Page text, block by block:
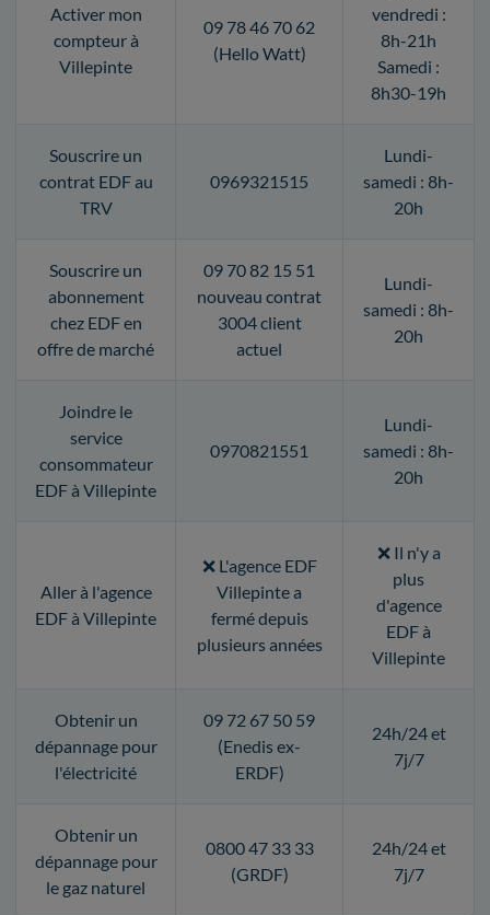
Activer mon
compteur à
Villepinte
09 78 46 70 62
(Hello Watt)
vendredi :
8h-21h
Samedi :
8h30-19h
Souscrire un
contrat EDF au
TRV
0969321515
Lundi-
samedi : 8h-
20h
Souscrire un
abonnement
chez EDF en
offre de marché
09 70 82 15 51
nouveau contrat
3004 client
actuel
Lundi-
samedi : 8h-
20h
Joindre le
service
consommateur
EDF à Villepinte
0970821551
Lundi-
samedi : 8h-
20h
Aller à l'agence
EDF à Villepinte
❌ L'agence EDF
Villepinte a
fermé depuis
plusieurs années
❌ Il n'y a
plus
d'agence
EDF à
Villepinte
Obtenir un
dépannage pour
l'électricité
09 72 67 50 59
(Enedis ex-
ERDF)
24h/24 et
7j/7
Obtenir un
dépannage pour
le gaz naturel
0800 47 33 33
(GRDF)
24h/24 et
7j/7